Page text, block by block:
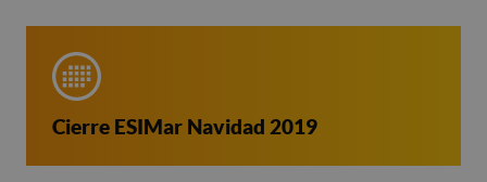
Cierre ESIMar Navidad 2019